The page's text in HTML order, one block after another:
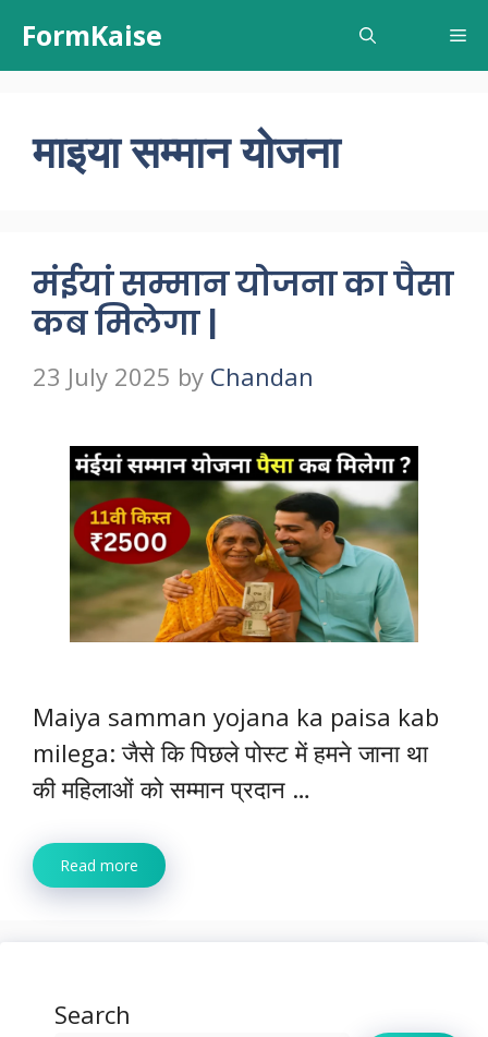
FormKaise
माइया सम्मान योजना
मंईयां सम्मान योजना का पैसा
कब मिलेगा |
23 July 2025 by Chandan
Maiya samman yojana ka paisa kab
milega: जैसे कि पिछले पोस्ट में हमने जाना था
की महिलाओं को सम्मान प्रदान …
Read more
Search